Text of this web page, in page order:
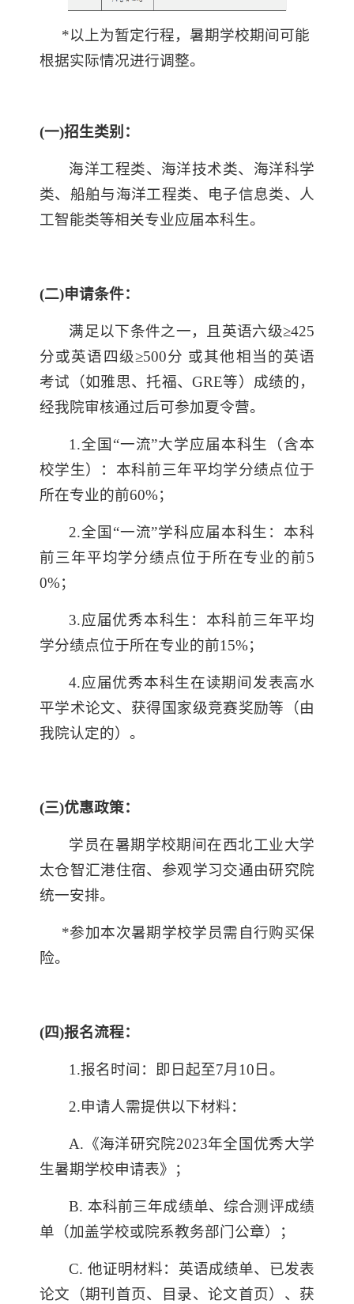
*以上为暂定行程，暑期学校期间可能
根据实际情况进行调整。
(一)招生类别：
海洋工程类、海洋技术类、海洋科学
类、船舶与海洋工程类、电子信息类、人
工智能类等相关专业应届本科生。
(二)申请条件：
满足以下条件之一，且英语六级≥425
分或英语四级≥500分 或其他相当的英语
考试（如雅思、托福、GRE等）成绩的，
经我院审核通过后可参加夏令营。
1.全国“一流”大学应届本科生（含本
校学生）：本科前三年平均学分绩点位于
所在专业的前60%；
2.全国“一流”学科应届本科生：本科
前三年平均学分绩点位于所在专业的前5
0%；
3.应届优秀本科生：本科前三年平均
学分绩点位于所在专业的前15%；
4.应届优秀本科生在读期间发表高水
平学术论文、获得国家级竞赛奖励等（由
我院认定的）。
(三)优惠政策：
学员在暑期学校期间在西北工业大学
太仓智汇港住宿、参观学习交通由研究院
统一安排。
*参加本次暑期学校学员需自行购买保
险。
(四)报名流程：
1.报名时间：即日起至7月10日。
2.申请人需提供以下材料：
A. 《海洋研究院2023年全国优秀大学
生暑期学校申请表》；
B. 本科前三年成绩单、综合测评成绩
单（加盖学校或院系教务部门公章）；
C. 他证明材料：英语成绩单、已发表
论文（期刊首页、目录、论文首页）、获